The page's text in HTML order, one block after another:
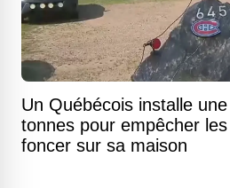
Un Québécois installe
tonnes pour empêcher
foncer sur sa maison